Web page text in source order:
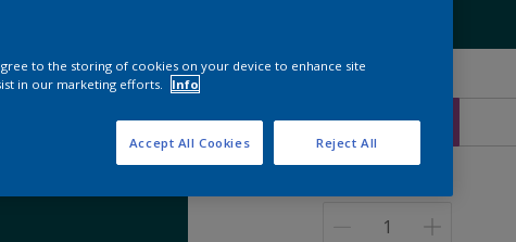
500 ML
to the storing of cookies on your device to enhance site
in our marketing efforts.
Info
Reject All
Accept All Cookies